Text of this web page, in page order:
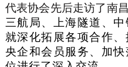
代表协会先后走访了南昌
三航局、上海隧道、中
就深化拓展各项合作
央企和会员服务、加